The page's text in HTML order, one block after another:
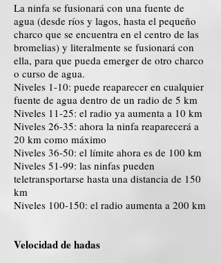
La ninfa se fusionará con una fuente de
agua (desde ríos y lagos, hasta el pequeño
charco que se encuentra en el centro de las
bromelias) y literalmente se fusionará con
ella, para que pueda emerger de otro charco
o curso de agua.
Niveles 1-10: puede reaparecer en cualquier
fuente de agua dentro de un radio de 5 km
Niveles 11-25: el radio ya aumenta a 10 km
Niveles 26-35: ahora la ninfa reaparecerá a
20 km como máximo
Niveles 36-50: el límite ahora es de 100 km
Niveles 51-99: las ninfas pueden
teletransportarse hasta una distancia de 150
km
Niveles 100-150: el radio aumenta a 200 km
Velocidad de hadas